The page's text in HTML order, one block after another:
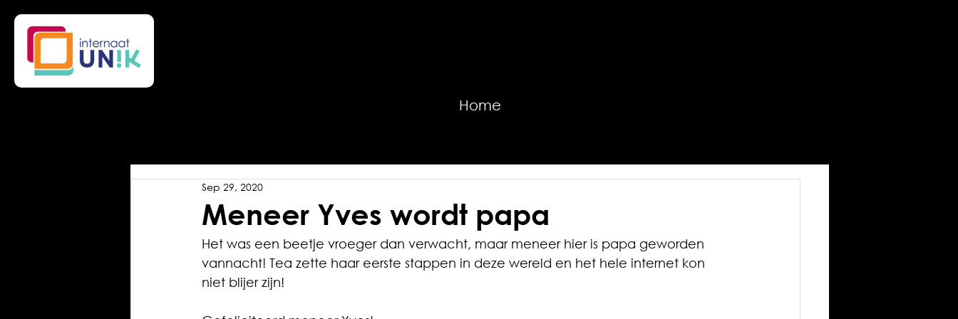
Home
Meneer Yves wordt papa
Sep 29, 2020
Het was een beetje vroeger dan verwacht, maar meneer hier is papa geworden
vannacht! Tea zette haar eerste stappen in deze wereld en het hele internet kon
niet blijer zijn!